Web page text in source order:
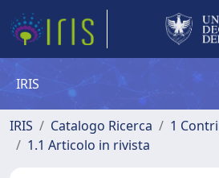
IRIS
IRIS Catalogo Ricerca
1
1.1 Articolo in rivista